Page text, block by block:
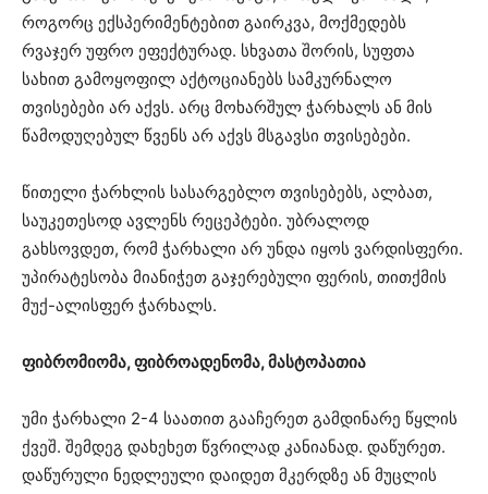
როგორც ექსპერიმენტებით გაირკვა, მოქმედებს
რვაჯერ უფრო ეფექტურად. სხვათა შორის, სუფთა
სახით გამოყოფილ აქტოციანებს სამკურნალო
თვისებები არ აქვს. არც მოხარშულ ჭარხალს ან მის
წამოდუღებულ წვენს არ აქვს მსგავსი თვისებები.
წითელი ჭარხლის სასარგებლო თვისებებს, ალბათ,
საუკეთესოდ ავლენს რეცეპტები. უბრალოდ
გახსოვდეთ, რომ ჭარხალი არ უნდა იყოს ვარდისფერი.
უპირატესობა მიანიჭეთ გაჯერებული ფერის, თითქმის
მუქ-ალისფერ ჭარხალს.
ფიბრომიომა, ფიბროადენომა, მასტოპათია
უმი ჭარხალი 2-4 საათით გააჩერეთ გამდინარე წყლის
ქვეშ. შემდეგ დახეხეთ წვრილად კანიანად. დაწურეთ.
დაწურული ნედლეული დაიდეთ მკერდზე ან მუცლის